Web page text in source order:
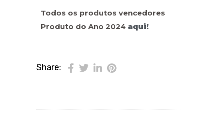
Todos os produtos vencedores
Produto do Ano 2024 aqui!
Share: